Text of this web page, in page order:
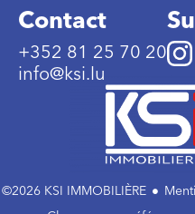
Contact
+352 81 25 70 20
info@ksi.lu
©2026 KSI IMMOBILIÈRE